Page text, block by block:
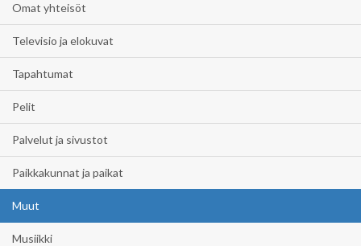
Omat yhteisöt
Televisio ja elokuvat
Tapahtumat
Pelit
Palvelut ja sivustot
Paikkakunnat ja paikat
Muut
Musiikki